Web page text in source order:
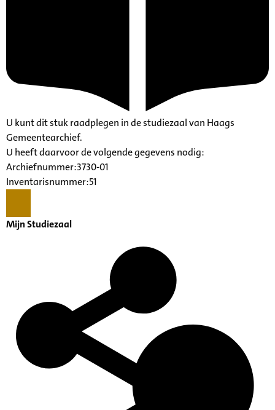
U kunt dit stuk raadplegen in de studiezaal van Haags
Gemeentearchief.
U heeft daarvoor de volgende gegevens nodig:
Archiefnummer:3730-01
Inventarisnummer:51
Mijn Studiezaal